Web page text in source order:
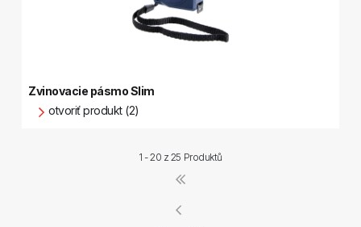
Zvinovacie pásmo Slim
otvoriť produkt (2)
1 - 20 z25 Produktů